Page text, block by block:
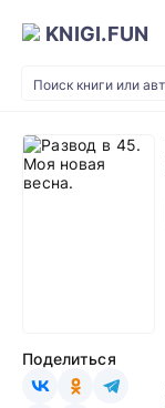
KNIGI.FUN
Поделиться